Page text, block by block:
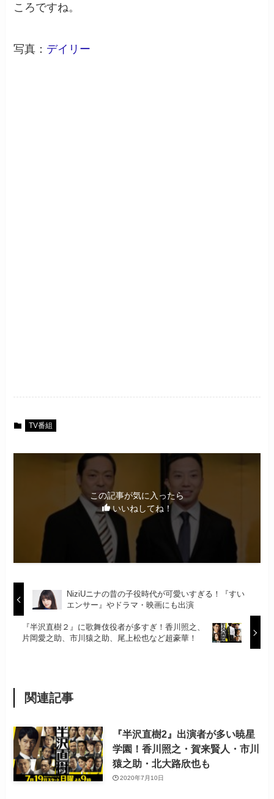
ころですね。
写真： デイリー
TV番組
この記事が気に入ったら
いいねしてね！
NiziUニナの昔の子役時代が可愛いすぎる！『すい
エンサー』やドラマ・映画にも出演
『半沢直樹２』に歌舞伎役者が多すぎ！香川照之、
片岡愛之助、市川猿之助、尾上松也など超豪華！
関連記事
『半沢直樹2』出演者が多い暁星
学園！香川照之・賀来賢人・市川
猿之助・北大路欣也も
2020年7月10日